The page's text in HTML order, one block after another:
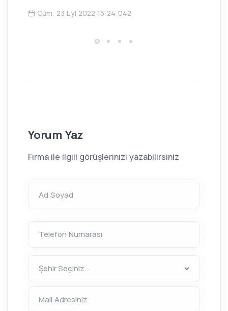
Cum, 23 Eyl 2022 15:24:042
Yorum Yaz
Firma ile ilgili görüşlerinizi yazabilirsiniz
Ad Soyad
Telefon Numarası
Mail Adresiniz